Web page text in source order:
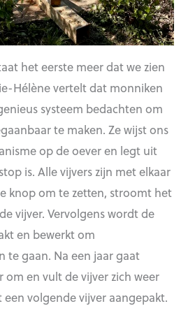
het eerste meer dat we zien
Hélène vertelt dat monniken
systeem bedachten om
te maken. Ze wijst ons
op de oever en legt uit
is. Alle vijvers zijn met elkaar
knop om te zetten, stroomt het
vijver. Vervolgens wordt de
en bewerkt om
te gaan. Na een jaar gaat
om en vult de vijver zich weer
volgende vijver aangepakt.